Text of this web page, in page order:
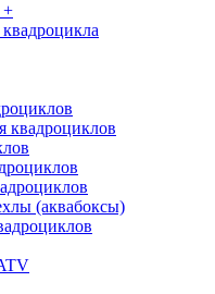
+
квадроциклов
(аквабоксы)